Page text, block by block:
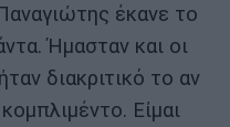
έκανε το
Ήμασταν και οι
διακριτικό το αν
Είμαι